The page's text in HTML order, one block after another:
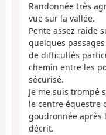
Randonnée très
vue sur la vallée.
Pente assez raide
quelques
de difficultés
chemin entre les
sécurisé.
Je me suis trompé
le centre équestre
goudronnée après
décrit.